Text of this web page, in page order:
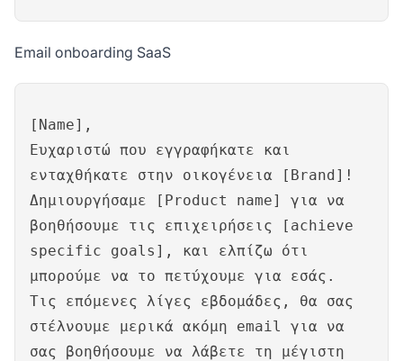
Email onboarding SaaS
[Name],
Ευχαριστώ που εγγραφήκατε και
ενταχθήκατε στην οικογένεια [Brand]!
Δημιουργήσαμε [Product name] για να
βοηθήσουμε τις επιχειρήσεις [achieve
specific goals], και ελπίζω ότι
μπορούμε να το πετύχουμε για εσάς.
Τις επόμενες λίγες εβδομάδες, θα σας
στέλνουμε μερικά ακόμη email για να
σας βοηθήσουμε να λάβετε τη μέγιστη